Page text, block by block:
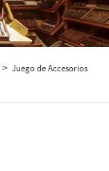
> Juego de Accesorios